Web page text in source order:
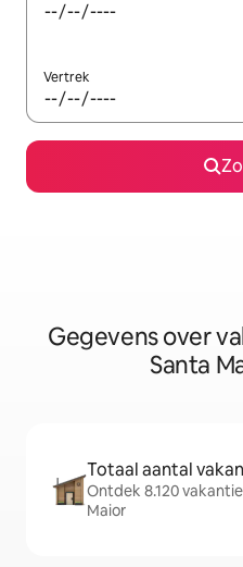
Vertrek
Gegevens over
Santa
Totaal aantal
Ontdek 8.120
Maior